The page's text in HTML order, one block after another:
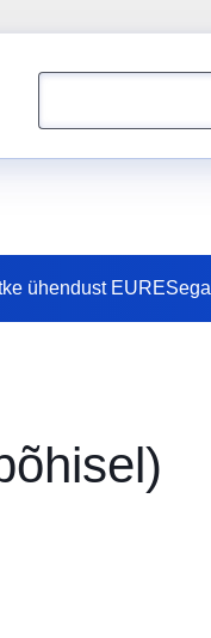
ühendust EURESega